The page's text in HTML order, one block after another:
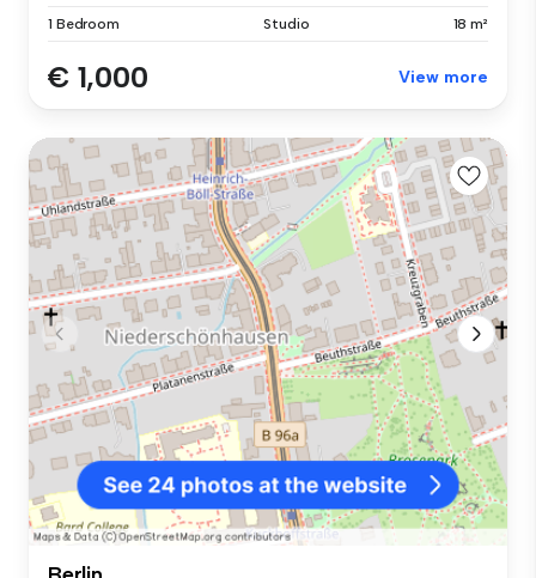
1 Bedroom Studio 18 m²
€ 1,000 View more